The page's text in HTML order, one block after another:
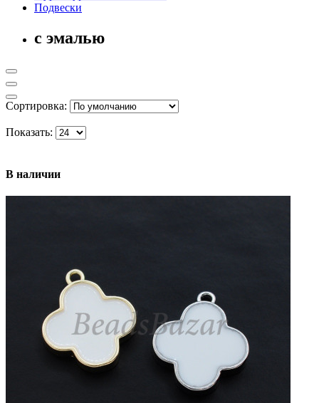
Подвески
с эмалью
Сортировка:
Показать:
В наличии